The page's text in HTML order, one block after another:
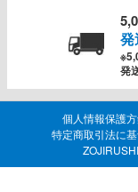
発
発
個人情報保護
特定商取引法に